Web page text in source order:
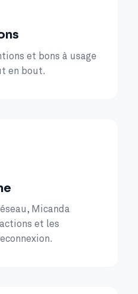
et bons à usage
en bout.
Micanda
et les